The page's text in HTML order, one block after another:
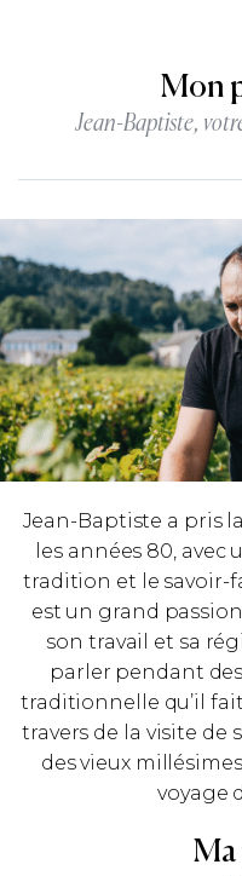
Mon
Jean-Baptiste,
Jean-Baptiste a pris
les années 80,
tradition et le savoir-
est un grand
son travail et sa
parler pendant
traditionnelle qu’il
travers de la visite de
des vieux
voyage